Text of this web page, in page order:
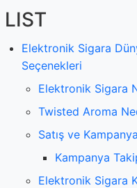
LIST
Elektronik Sigara
Seçenekleri
Elektronik Sigara
Twisted Aroma
Satış ve
Kampanya
Elektronik Sigara